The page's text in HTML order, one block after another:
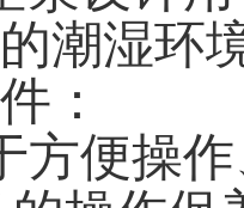
潮湿环
：
方便操